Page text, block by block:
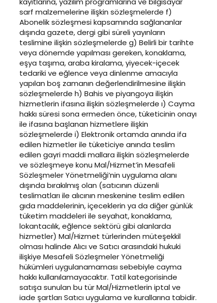
sarf malzemelerine ilişkin sözleşmelerde f)
Abonelik sözleşmesi kapsamında sağlananlar
dışında gazete, dergi gibi süreli yayınların
teslimine ilişkin sözleşmelerde g) Belirli bir tarihte
veya dönemde yapılması gereken, konaklama,
eşya taşıma, araba kiralama, yiyecek-içecek
tedariki ve eğlence veya dinlenme amacıyla
yapılan boş zamanın değerlendirilmesine ilişkin
sözleşmelerde h) Bahis ve piyangoya ilişkin
hizmetlerin ifasına ilişkin sözleşmelerde ı) Cayma
hakkı süresi sona ermeden önce, tüketicinin onayı
ile ifasına başlanan hizmetlere ilişkin
sözleşmelerde i) Elektronik ortamda anında ifa
edilen hizmetler ile tüketiciye anında teslim
edilen gayri maddi mallara ilişkin sözleşmelerde
ve sözleşmeye konu Mal/Hizmet’in Mesafeli
Sözleşmeler Yönetmeliği’nin uygulama alanı
dışında bırakılmış olan (satıcının düzenli
teslimatları ile alıcının meskenine teslim edilen
gıda maddelerinin, içeceklerin ya da diğer günlük
tüketim maddeleri ile seyahat, konaklama,
lokantacılık, eğlence sektörü gibi alanlarda
hizmetler) Mal/Hizmet türlerinden müteşekkil
olması halinde Alıcı ve Satıcı arasındaki hukuki
ilişkiye Mesafeli Sözleşmeler Yönetmeliği
hükümleri uygulanamaması sebebiyle cayma
hakkı kullanılamayacaktır. Tatil kategorisinde
satışa sunulan bu tür Mal/Hizmetlerin iptal ve
iade şartları Satıcı uygulama ve kurallarına tabidir.